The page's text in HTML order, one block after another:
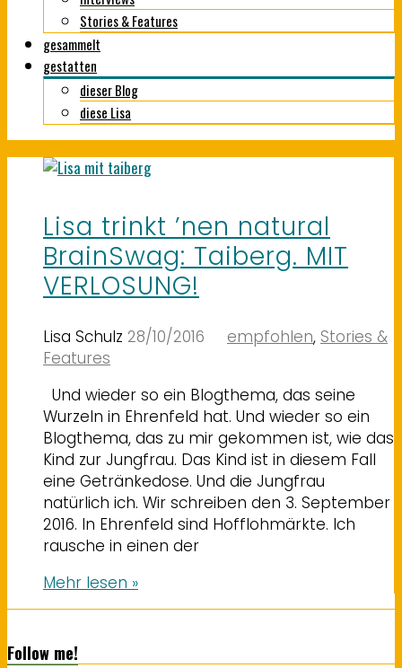
Stories & Features
gesammelt
gestatten
dieser Blog
diese Lisa
Lisa trinkt ’nen natural
BrainSwag: Taiberg. MIT
VERLOSUNG!
Lisa Schulz 28/10/2016 empfohlen, Stories &
Features
Und wieder so ein Blogthema, das seine
Wurzeln in Ehrenfeld hat. Und wieder so ein
Blogthema, das zu mir gekommen ist, wie das
Kind zur Jungfrau. Das Kind ist in diesem Fall
eine Getränkedose. Und die Jungfrau
natürlich ich. Wir schreiben den 3. September
2016. In Ehrenfeld sind Hofflohmärkte. Ich
rausche in einen der
Mehr lesen »
Follow me!